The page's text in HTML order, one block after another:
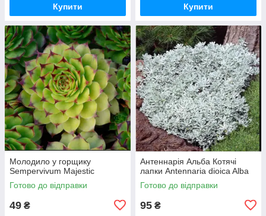
Купити Купити
Молодило у горщику
Sempervivum Majestic
Готово до відправки
49 ₴
Антеннарія Альба Котячі
лапки Antennaria dioica Alba
Готово до відправки
95 ₴